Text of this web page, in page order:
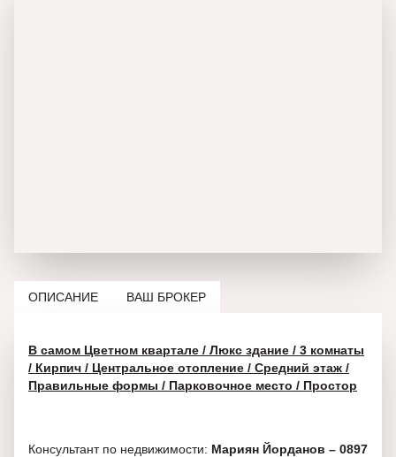
ОПИСАНИЕ ВАШ БРОКЕР
В самом Цветном квартале / Люкс здание / 3 комнаты
/ Кирпич / Центральное отопление / Средний этаж /
Правильные формы / Парковочное место / Простор
Консультант по недвижимости: Мариян Йорданов – 0897